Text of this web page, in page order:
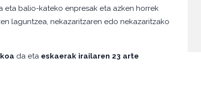
eta balio-kateko enpresak eta azken horrek
laguntzea, nekazaritzaren edo nekazaritzako
da eta eskaerak irailaren 23 arte